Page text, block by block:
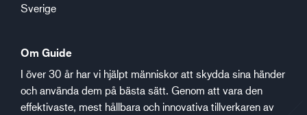
Sverige
Om Guide
I över 30 år har vi hjälpt människor att skydda sina händer
och använda dem på bästa sätt. Genom att vara den
effektivaste, mest hållbara och innovativa tillverkaren av